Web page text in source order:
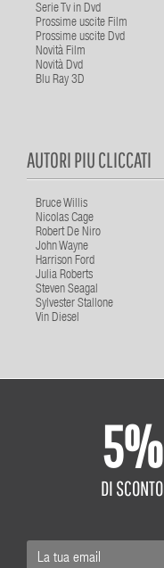
Serie Tv in Dvd
Prossime uscite Film
Prossime uscite Dvd
Novità Film
Novità Dvd
Blu Ray 3D
AUTORI PIU CLICCATI
Bruce Willis
Nicolas Cage
Robert De Niro
John Wayne
Harrison Ford
Julia Roberts
Steven Seagal
Sylvester Stallone
Vin Diesel
5%
DI SCONTO